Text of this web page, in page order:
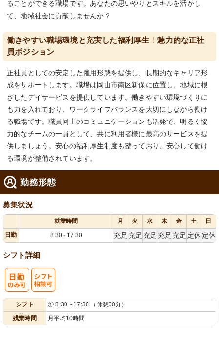
ることができる職場です。あなたの思いやりとスキルを活かし
て、地域社会に貢献しませんか？
働きやすい職場環境と充実した福利厚生！魅力的な正社
員ポジション
正社員としての安定した雇用形態を提供し、長期的なキャリア形
成をサポートします。職場は岡山市南区新保に位置し、地域に根
ざしたデイサービスを提供しています。働きやすい環境づくりに
も力を入れており、ワークライフバランスを大切にしながら働け
る職場です。職員同士のコミュニケーションも活発で、明るく協
力的なチームの一員として、共に利用者様に最高のサービスを提
供しましょう。安心の福利厚生制度も整っており、安心して働け
る環境が整備されています。
勤務形態
募集状況
就業時間 月 火 水 木 金 土
日
日勤
8:30～ 17:30 充足 充足 充足 充足 充足 定休 定休
シフト詳細
シフト
① 8:30〜17:30 （休憩60分）
残業時間
月平均10時間